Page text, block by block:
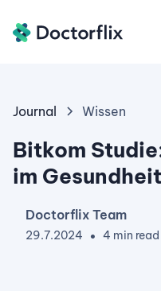
Journal Wissen
Bitkom
im
Doctorflix Team
29.7.2024 • 4 min read